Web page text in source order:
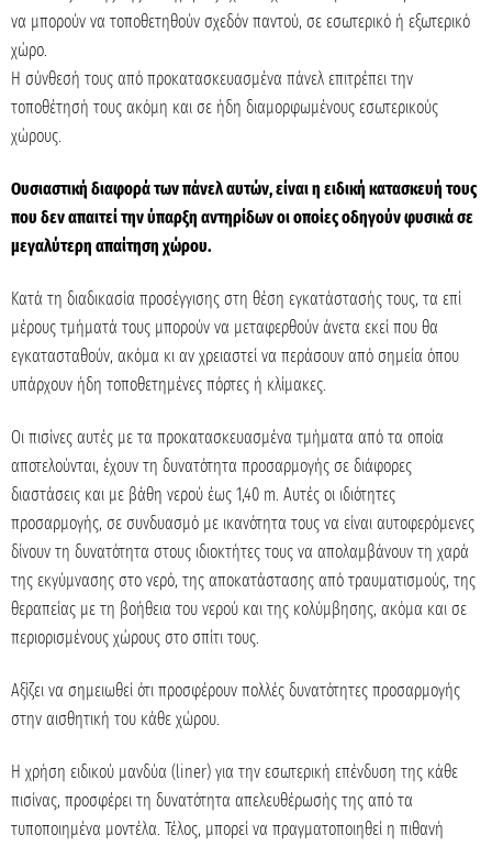
να μπορούν να τοποθετηθούν σχεδόν παντού, σε εσωτερικό ή εξωτερικό
χώρο.
Η σύνθεσή τους από προκατασκευασμένα πάνελ επιτρέπει την
τοποθέτησή τους ακόμη και σε ήδη διαμορφωμένους εσωτερικούς
χώρους.
Ουσιαστική διαφορά των πάνελ αυτών, είναι η ειδική κατασκευή τους
που δεν απαιτεί την ύπαρξη αντηρίδων οι οποίες οδηγούν φυσικά σε
μεγαλύτερη απαίτηση χώρου.
Κατά τη διαδικασία προσέγγισης στη θέση εγκατάστασής τους, τα επί
μέρους τμήματά τους μπορούν να μεταφερθούν άνετα εκεί που θα
εγκατασταθούν, ακόμα κι αν χρειαστεί να περάσουν από σημεία όπου
υπάρχουν ήδη τοποθετημένες πόρτες ή κλίμακες.
Οι πισίνες αυτές με τα προκατασκευασμένα τμήματα από τα οποία
αποτελούνται, έχουν τη δυνατότητα προσαρμογής σε διάφορες
διαστάσεις και με βάθη νερού έως 1,40 m. Αυτές οι ιδιότητες
προσαρμογής, σε συνδυασμό με ικανότητα τους να είναι αυτοφερόμενες
δίνουν τη δυνατότητα στους ιδιοκτήτες τους να απολαμβάνουν τη χαρά
της εκγύμνασης στο νερό, της αποκατάστασης από τραυματισμούς, της
θεραπείας με τη βοήθεια του νερού και της κολύμβησης, ακόμα και σε
περιορισμένους χώρους στο σπίτι τους.
Αξίζει να σημειωθεί ότι προσφέρουν πολλές δυνατότητες προσαρμογής
στην αισθητική του κάθε χώρου.
Η χρήση ειδικού μανδύα (liner) για την εσωτερική επένδυση της κάθε
πισίνας, προσφέρει τη δυνατότητα απελευθέρωσής της από τα
τυποποιημένα μοντέλα. Τέλος, μπορεί να πραγματοποιηθεί η πιθανή